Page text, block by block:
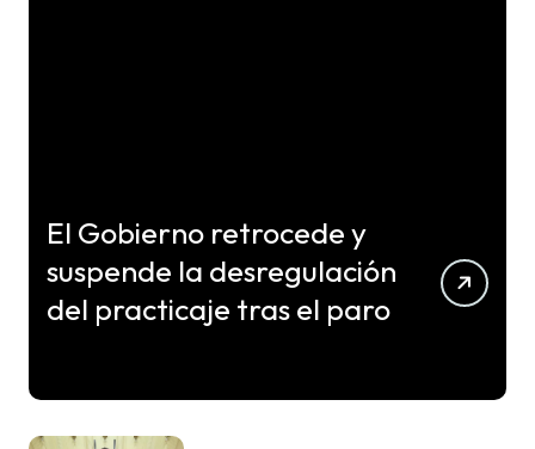
El Gobierno retrocede y
suspende la desregulación
del practicaje tras el paro